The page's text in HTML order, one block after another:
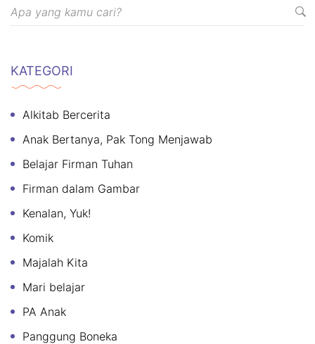
KATEGORI
Alkitab Bercerita
Anak Bertanya, Pak Tong Menjawab
Belajar Firman Tuhan
Firman dalam Gambar
Kenalan, Yuk!
Komik
Majalah Kita
Mari belajar
PA Anak
Panggung Boneka